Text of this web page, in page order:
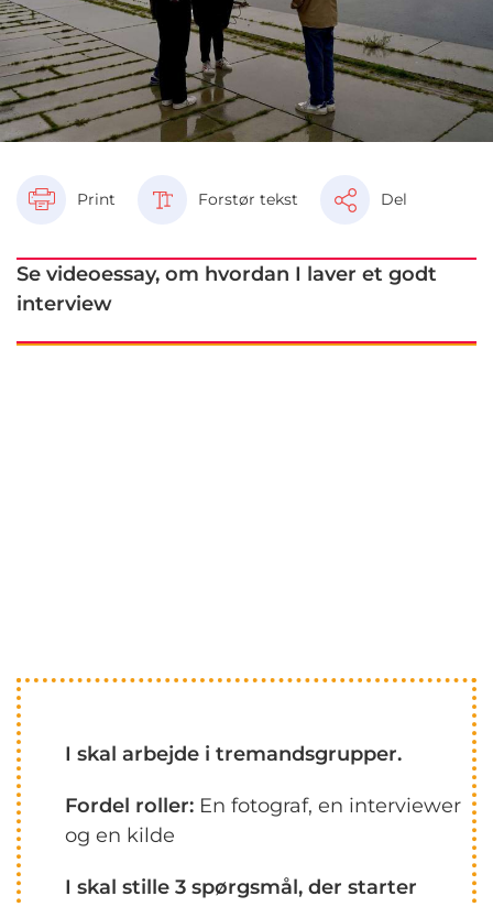
Print Forstør tekst Del
Se videoessay, om hvordan I laver et godt
interview
I skal arbejde i tremandsgrupper.
Fordel roller: En fotograf, en interviewer
og en kilde
I skal stille 3 spørgsmål, der starter